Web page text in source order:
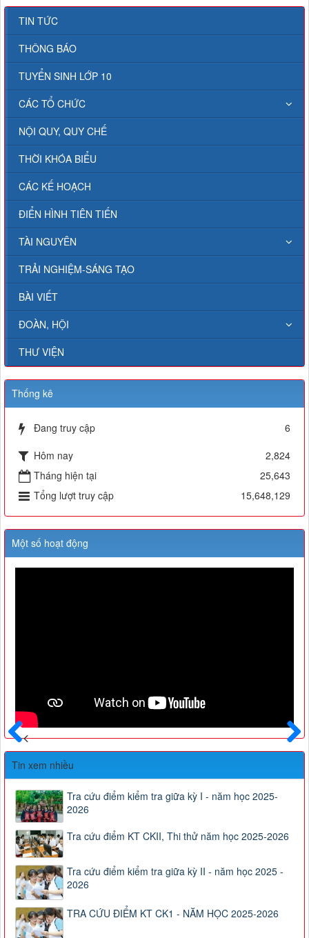
TIN TỨC
THÔNG BÁO
TUYỂN SINH LỚP 10
CÁC TỔ CHỨC
NỘI QUY, QUY CHẾ
THỜI KHÓA BIỂU
CÁC KẾ HOẠCH
ĐIỂN HÌNH TIÊN TIẾN
TÀI NGUYÊN
TRẢI NGHIỆM-SÁNG TẠO
BÀI VIẾT
ĐOÀN, HỘI
THƯ VIỆN
Thống kê
Đang truy cập
6
Hôm nay
2,824
Tháng hiện tại
25,643
Tổng lượt truy cập
15,648,129
Một số hoạt động
Sau
Trước
Tin xem nhiều
Tra cứu điểm kiểm tra giữa kỳ I - năm học 2025-
2026
Tra cứu điểm KT CKII, Thi thử năm học 2025-2026
Tra cứu điểm kiểm tra giữa kỳ II - năm học 2025 -
2026
TRA CỨU ĐIỂM KT CK1 - NĂM HỌC 2025-2026